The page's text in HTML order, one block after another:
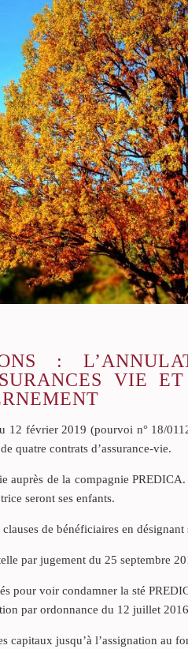
:
VIE
12 février 2019 (pourvoi n° 18/
quatre contrats d’assurance-vie.
auprès de la compagnie
seront ses enfants.
de bénéficiaires en
par jugement du 25 septembre
pour voir condamner la sté
par ordonnance du 12 juillet
capitaux jusqu’à l’assignation au